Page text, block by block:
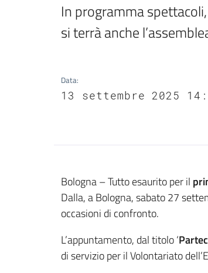
In programma
si terrà anche
Data:
13 settembre 2025
Contenuto
Bologna – Tutto esaurito per il
Dalla, a Bologna, sabato 27
occasioni di confronto.
L’appuntamento, dal titolo ‘
di servizio per il Volontariato